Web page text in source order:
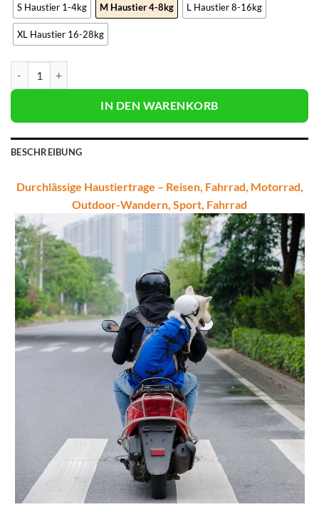
S Haustier 1-4kg M Haustier 4-8kg L Haustier 8-16kg
XL Haustier 16-28kg
IN DEN WARENKORB
BESCHREIBUNG
Durchlässige Haustiertrage – Reisen, Fahrrad, Motorrad,
Outdoor-Wandern, Sport, Fahrrad